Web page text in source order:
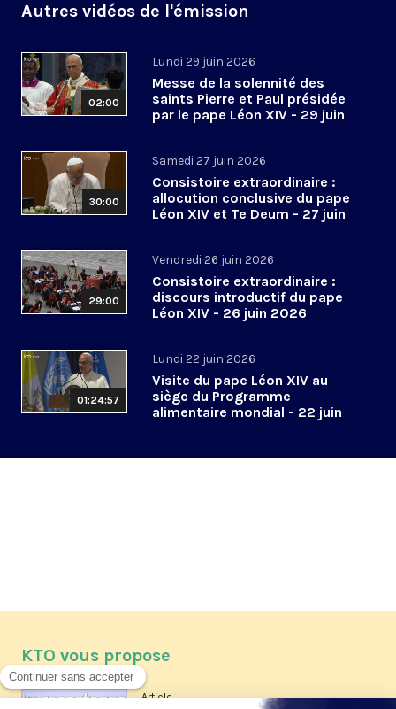
Autres vidéos de l'émission
02:00
Lundi 29 juin 2026
Messe de la solennité des
saints Pierre et Paul présidée
par le pape Léon XIV - 29 juin
30:00
Samedi 27 juin 2026
Consistoire extraordinaire :
allocution conclusive du pape
Léon XIV et Te Deum - 27 juin
29:00
Vendredi 26 juin 2026
Consistoire extraordinaire :
discours introductif du pape
Léon XIV - 26 juin 2026
01:24:57
Lundi 22 juin 2026
Visite du pape Léon XIV au
siège du Programme
alimentaire mondial - 22 juin
KTO vous propose
Article